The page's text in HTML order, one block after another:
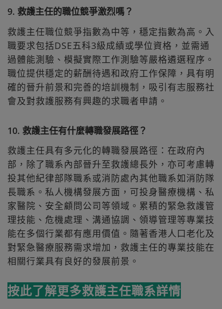
9. 救護主任的職位競爭激烈嗎？
救護主任職位競爭指數為中等，穩定指數為高。入
職要求包括DSE五科3級成績或學位資格，並需通
過體能測驗、模擬實際工作測驗等嚴格遴選程序。
職位提供穩定的薪酬待遇和政府工作保障，具有明
確的晉升前景和完善的培訓機制，吸引有志服務社
會及對救護服務有興趣的求職者申請。
10. 救護主任有什麼轉職發展路徑？
救護主任具有多元化的轉職發展路徑：在政府內
部，除了職系內部晉升至救護總長外，亦可考慮轉
投其他紀律部隊職系或消防處內其他職系如消防隊
長職系。私人機構發展方面，可投身醫療機構、私
家醫院、安全顧問公司等領域。累積的緊急救護管
理技能、危機處理、溝通協調、領導管理等專業技
能在多個行業都有應用價值。隨著香港人口老化及
對緊急醫療服務需求增加，救護主任的專業技能在
相關行業具有良好的發展前景。
按此了解更多救護主任職系詳情